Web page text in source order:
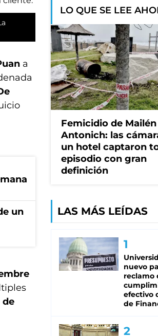
a
un
de
LO QUE SE LEE
Femicidio de Mailén
Antonich: las
un hotel captaron
episodio con gran
definición
LAS MÁS LEÍDAS
nuevo
reclamo
efectivo
de